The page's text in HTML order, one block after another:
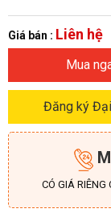
Giá bán : Liên hệ
Mua
Đăng ký Đại
CÓ GIÁ